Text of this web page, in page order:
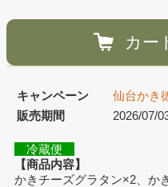
カー
キャンペーン
仙台かき
販売期間
2026/07/
冷蔵便
【商品内容】
かきチーズグラタン×2、か